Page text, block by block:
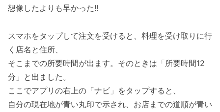
想像したよりも早かった!!
スマホをタップして注文を受けると、料理を受け取りに行
く店名と住所、
そこまでの所要時間が出ます。そのときは「所要時間12
分」と出ました。
ここでアプリの右上の「ナビ」をタップすると、
自分の現在地が青い丸印で示され、お店までの道順が青い